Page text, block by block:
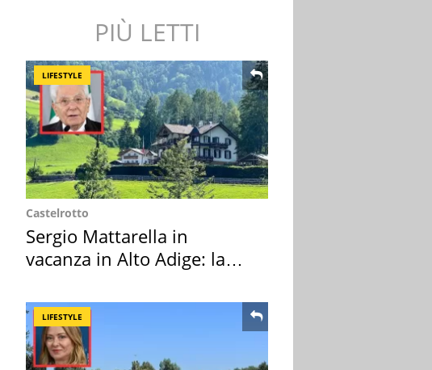
PIÙ LETTI
LIFESTYLE
Castelrotto
Sergio Mattarella in
vacanza in Alto Adige: la
LIFESTYLE